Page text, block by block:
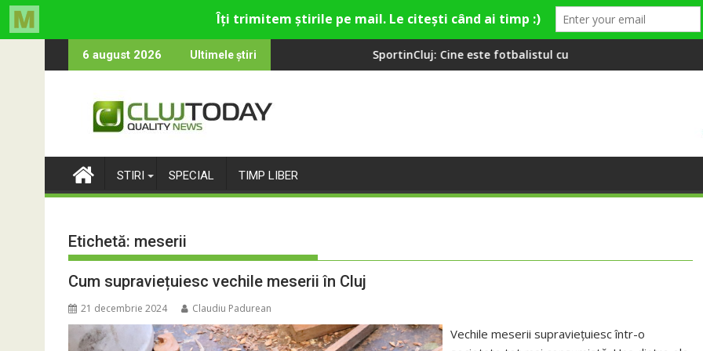
to
6 august 2026 Ultimele știri
și de divertisment din Cluj-Napoca
devine o întrebare SportinCluj: Cine este fotbalistul cu două diplome care a învățat româna la 2 ani
Compania de Apă
STIRI SPECIAL TIMP LIBER
Etichetă: meserii
Cum supraviețuiesc vechile meserii în Cluj
21 decembrie 2024 Claudiu Padurean
Vechile meserii supraviețuiesc într-o